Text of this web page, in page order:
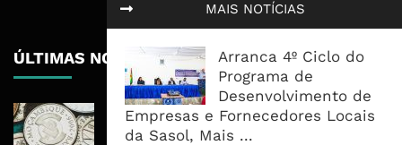
MAIS NOTÍCIAS
Arranca 4º Ciclo do
Programa de
Desenvolvimento de
Empresas e Fornecedores Locais
da Sasol, Mais ...
ÚLTIMAS NOTÍCIAS
Economia Moçambicana Procura
Recuperar em 2026, Mas Crédito,